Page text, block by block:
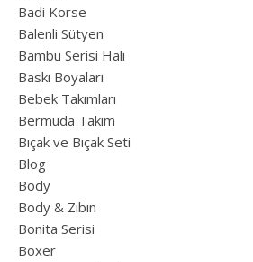
Badi Korse
Balenli Sütyen
Bambu Serisi Halı
Baskı Boyaları
Bebek Takımları
Bermuda Takım
Bıçak ve Bıçak Seti
Blog
Body
Body & Zıbın
Bonita Serisi
Boxer